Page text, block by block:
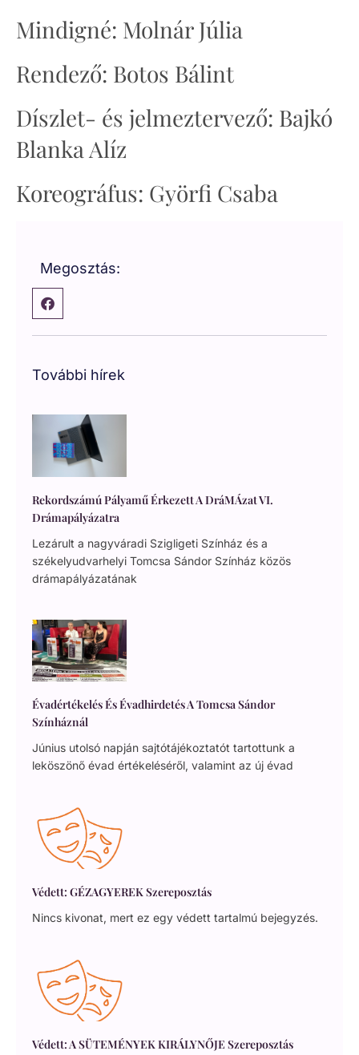
Mindigné: Molnár Júlia
Rendező: Botos Bálint
Díszlet- és jelmeztervező: Bajkó
Blanka Alíz
Koreográfus: Györfi Csaba
Megosztás:
További hírek
Rekordszámú Pályamű Érkezett A DráMÁzat VI.
Drámapályázatra
Lezárult a nagyváradi Szigligeti Színház és a
székelyudvarhelyi Tomcsa Sándor Színház közös
drámapályázatának
Évadértékelés És Évadhirdetés A Tomcsa Sándor
Színháznál
Június utolsó napján sajtótájékoztatót tartottunk a
leköszönő évad értékeléséről, valamint az új évad
Védett: GÉZAGYEREK Szereposztás
Nincs kivonat, mert ez egy védett tartalmú bejegyzés.
Védett: A SÜTEMÉNYEK KIRÁLYNŐJE Szereposztás